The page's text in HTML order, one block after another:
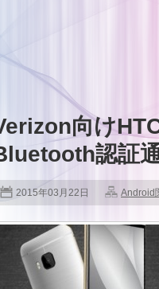
向け
認証
2015年03月22日 Android